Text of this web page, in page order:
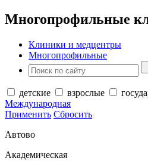
Многопрофильные
Клиники и медцентры
Многопрофильные
детские взрослые
Международная
Применить Сбросить
Автово
Академическая